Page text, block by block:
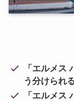
「エルメス
う分けられ
「エルメス